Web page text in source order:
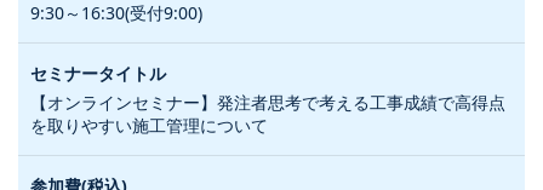
9:30～16:30(受付9:00)
【オンラインセミナー】発注者思考で考える工事成績で高得点
を取りやすい施工管理について